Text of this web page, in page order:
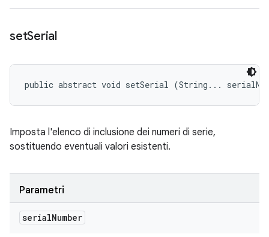
setSerial
public abstract void setSerial (String...
Imposta l'elenco di inclusione dei numeri di serie,
sostituendo eventuali valori esistenti.
Parametri
serialNumber